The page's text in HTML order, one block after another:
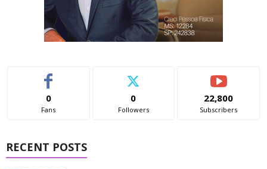
0
Fans
0
Followers
22,800
Subscribers
RECENT POSTS